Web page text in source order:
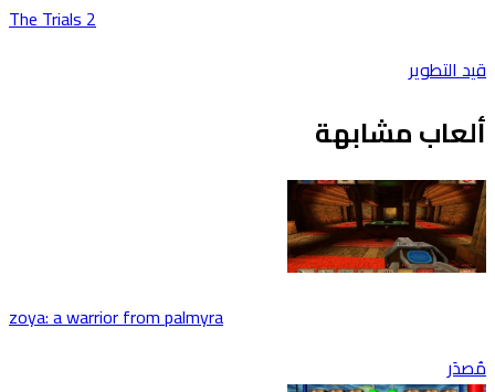
The Trials 2
قيد التطوير
ألعاب مشابهة
zoya: a warrior from palmyra
مُصدَر